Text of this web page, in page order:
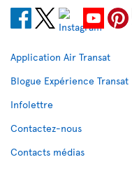
Application Air Transat
Blogue Expérience Transat
Infolettre
Contactez-nous
Contacts médias